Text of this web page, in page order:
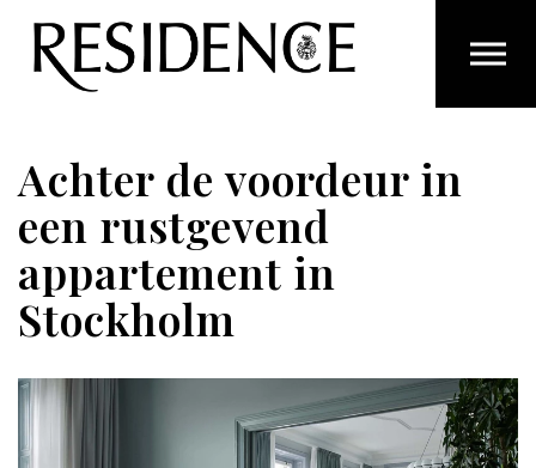
Overslaan en ga direct naar de inhoud
Achter de voordeur in
een rustgevend
appartement in
Stockholm